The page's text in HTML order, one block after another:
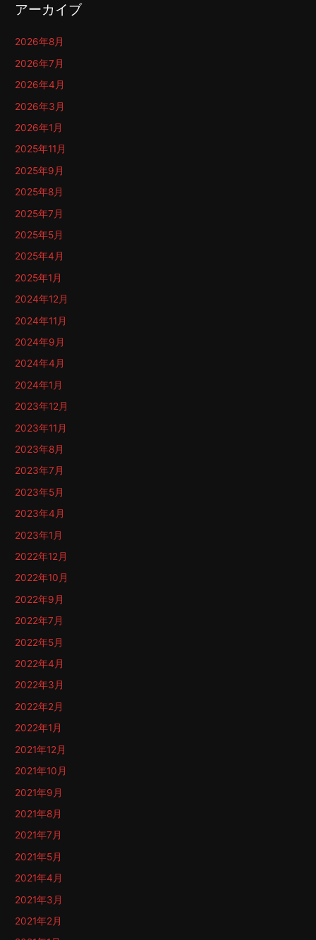
アーカイブ
2026年8月
2026年7月
2026年4月
2026年3月
2026年1月
2025年11月
2025年9月
2025年8月
2025年7月
2025年5月
2025年4月
2025年1月
2024年12月
2024年11月
2024年9月
2024年4月
2024年1月
2023年12月
2023年11月
2023年8月
2023年7月
2023年5月
2023年4月
2023年1月
2022年12月
2022年10月
2022年9月
2022年7月
2022年5月
2022年4月
2022年3月
2022年2月
2022年1月
2021年12月
2021年10月
2021年9月
2021年8月
2021年7月
2021年5月
2021年4月
2021年3月
2021年2月